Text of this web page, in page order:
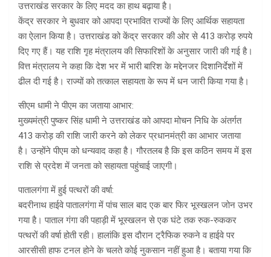
उत्तराखंड सरकार के लिए मदद का हाथ बढ़ाया है।
केंद्र सरकार ने बुधवार को आपदा प्रभावित राज्यों के लिए आर्थिक सहायता
का ऐलान किया है। उत्तराखंड को केंद्र सरकार की ओर से 413 करोड़ रुपये
दिए गए हैं। यह राशि गृह मंत्रालय की सिफारिशों के अनुसार जारी की गई है।
वित्त मंत्रालय ने कहा कि देश भर में भारी बारिश के मद्देनजर दिशानिर्देशों में
ढील दी गई है। राज्यों को तत्काल सहायता के रूप में धन जारी किया गया है।
सीएम धामी ने पीएम का जताया आभार:
मुख्यमंत्री पुष्कर सिंह धामी ने उत्तराखंड को आपदा मोचन निधि के अंतर्गत
413 करोड़ की राशि जारी करने को लेकर प्रधानमंत्री का आभार जताया
है। उन्होंने पीएम को धन्यवाद कहा है। गौरतलब है कि इस कठिन समय में इस
राशि से प्रदेश में जनता को सहायता पहुंचाई जाएगी।
पातालगंगा में हुई पत्थरों की वर्षा:
बदरीनाथ हाईवे पातालगंगा में पांच साल बाद एक बार फिर भूस्खलन जोन उभर
गया है। पाताल गंगा की पहाड़ी में भूस्खलन से एक घंटे तक रुक-रुककर
पत्थरों की वर्षा होती रही। हालांकि इस दौरान ट्रैफिक रुकने व हाईवे पर
आरसीसी हाफ टनल होने के चलते कोई नुकसान नहीं हुआ है। बताया गया कि